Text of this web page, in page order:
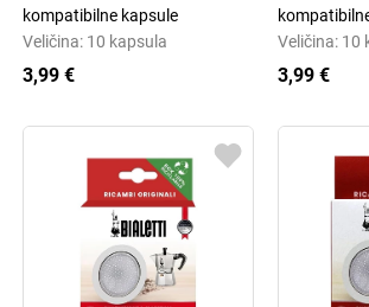
kompatibilne kapsule
Veličina: 10 kapsula
3,99 €
Veličina: 10
3,99 €